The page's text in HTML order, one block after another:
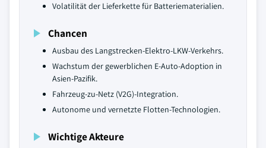
Volatilität der Lieferkette für Batteriematerialien.
Chancen
Ausbau des Langstrecken-Elektro-LKW-Verkehrs.
Wachstum der gewerblichen E-Auto-Adoption in
Asien-Pazifik.
Fahrzeug-zu-Netz (V2G)-Integration.
Autonome und vernetzte Flotten-Technologien.
Wichtige Akteure